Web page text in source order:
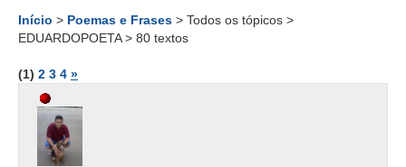
Início > Poemas e Frases > Todos os tópicos >
EDUARDOPOETA > 80 textos
(1) 2 3 4 »